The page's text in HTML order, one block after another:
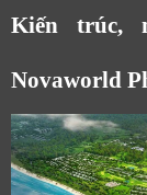
Kiến trúc,
Novaworld